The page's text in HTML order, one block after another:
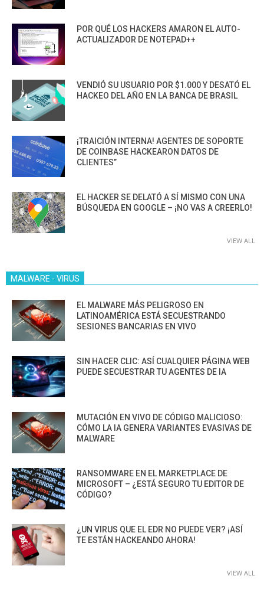
POR QUÉ LOS HACKERS AMARON EL AUTO-
ACTUALIZADOR DE NOTEPAD++
VENDIÓ SU USUARIO POR $1.000 Y DESATÓ EL
HACKEO DEL AÑO EN LA BANCA DE BRASIL
¡TRAICIÓN INTERNA! AGENTES DE SOPORTE
DE COINBASE HACKEARON DATOS DE
CLIENTES”
EL HACKER SE DELATÓ A SÍ MISMO CON UNA
BÚSQUEDA EN GOOGLE – ¡NO VAS A CREERLO!
VIEW ALL
MALWARE - VIRUS
EL MALWARE MÁS PELIGROSO EN
LATINOAMÉRICA ESTÁ SECUESTRANDO
SESIONES BANCARIAS EN VIVO
SIN HACER CLIC: ASÍ CUALQUIER PÁGINA WEB
PUEDE SECUESTRAR TU AGENTES DE IA
MUTACIÓN EN VIVO DE CÓDIGO MALICIOSO:
CÓMO LA IA GENERA VARIANTES EVASIVAS DE
MALWARE
RANSOMWARE EN EL MARKETPLACE DE
MICROSOFT – ¿ESTÁ SEGURO TU EDITOR DE
CÓDIGO?
¿UN VIRUS QUE EL EDR NO PUEDE VER? ¡ASÍ
TE ESTÁN HACKEANDO AHORA!
VIEW ALL